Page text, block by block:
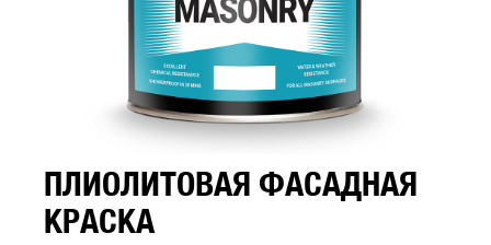
ПЛИОЛИТОВАЯ ФАСАДНАЯ
КРАСКА